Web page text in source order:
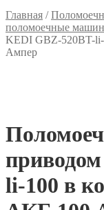
Главная /
поломоечные
KEDI GBZ-520BT-li-
Ампер
li-100 в